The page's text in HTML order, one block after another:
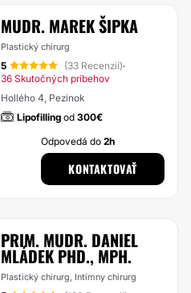
MUDR. MAREK ŠIPKA
Plastický chirurg
5 (33 Recenzií)·
36 Skutočných príbehov
Hollého 4, Pezinok
Lipofilling od 300€
Odpovedá do2h
KONTAKTOVAŤ
PRIM. MUDR. DANIEL
MLÁDEK PHD., MPH.
Plastický chirurg, Intímny chirurg